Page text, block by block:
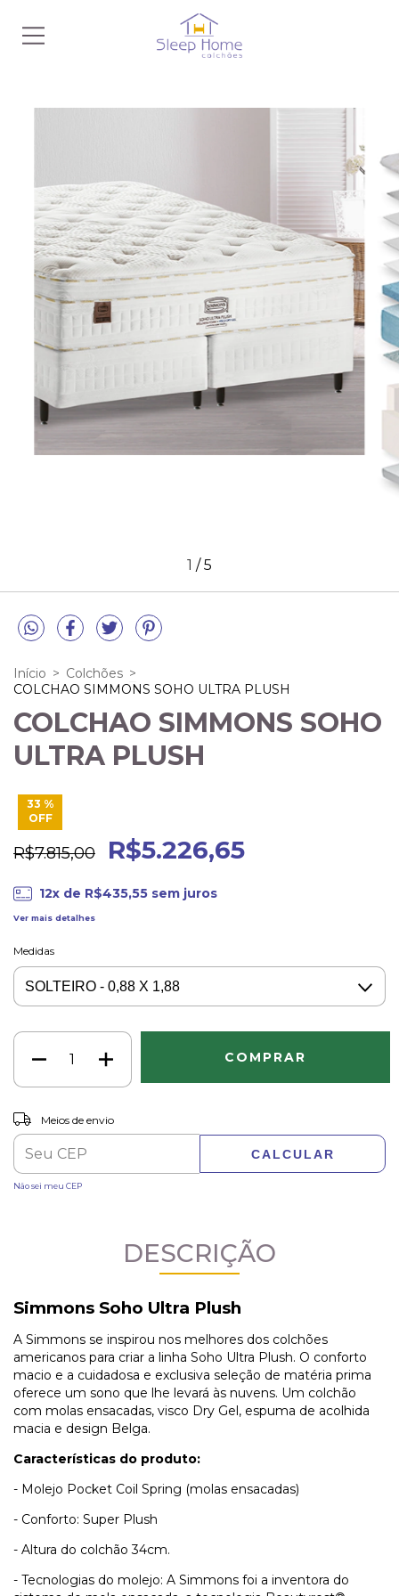
1 /5
Início > Colchões >
COLCHAO SIMMONS SOHO ULTRA PLUSH
COLCHAO SIMMONS SOHO
ULTRA PLUSH
33 %
OFF
R$7.815,00 R$5.226,65
12x de R$435,55sem juros
Ver mais detalhes
Medidas
Entregas para o CEP:
Meios de envio
CALCULAR
Não sei meu CEP
DESCRIÇÃO
Simmons Soho Ultra Plush
A Simmons se inspirou nos melhores dos colchões
americanos para criar a linha Soho Ultra Plush. O conforto
macio e a cuidadosa e exclusiva seleção de matéria prima
oferece um sono que lhe levará às nuvens. Um colchão
com molas ensacadas, visco Dry Gel, espuma de acolhida
macia e design Belga.
Características do produto:
- Molejo Pocket Coil Spring (molas ensacadas)
- Conforto: Super Plush
- Altura do colchão 34cm.
- Tecnologias do molejo: A Simmons foi a inventora do